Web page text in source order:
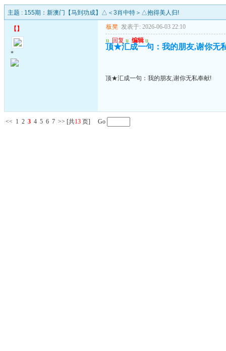
主题 : 155期：新澳门【马到功成】△＜3肖中特＞△抱得美人归!
【 】
*
板凳 发表于: 2026-06-03 22:10
u 回复 u 编辑 u
顶★汇成一句：我的朋友,谢你无
顶★汇成一句：我的朋友,谢你无私奉献!
<< 1 2 3 4 5 6 7 >> [共13 页] Go